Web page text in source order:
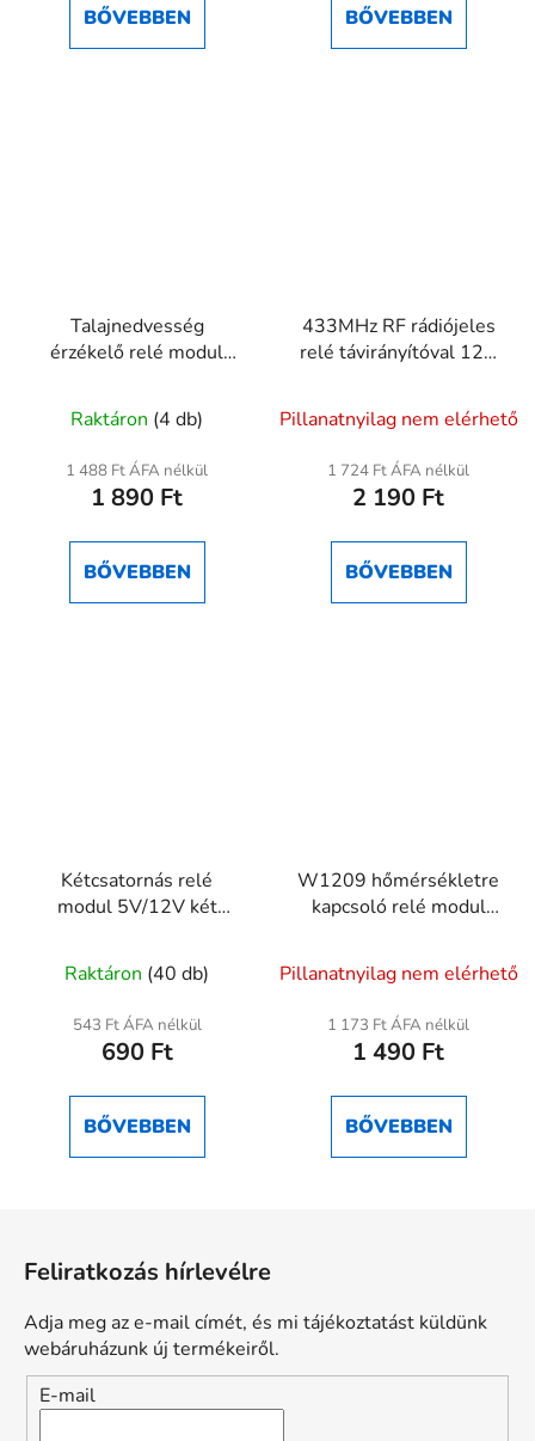
BŐVEBBEN BŐVEBBEN
Talajnedvesség
érzékelő relé modul
Raktáron (4 db)
1 488 Ft ÁFA nélkül
1 890 Ft
BŐVEBBEN
433MHz RF rádiójeles
relé távirányítóval 12V
Pillanatnyilag nem elérhető
1 724 Ft ÁFA nélkül
2 190 Ft
BŐVEBBEN
Kétcsatornás relé
modul 5V/12V két
Raktáron (40 db)
543 Ft ÁFA nélkül
690 Ft
BŐVEBBEN
W1209 hőmérsékletre
kapcsoló relé modul
termék
átlagos
értékelése
ből
Pillanatnyilag nem elérhető
1 173 Ft ÁFA nélkül
1 490 Ft
BŐVEBBEN
Feliratkozás hírlevélre
Adja meg az e-mail címét, és mi tájékoztatást küldünk
webáruházunk új termékeiről.
E-mail